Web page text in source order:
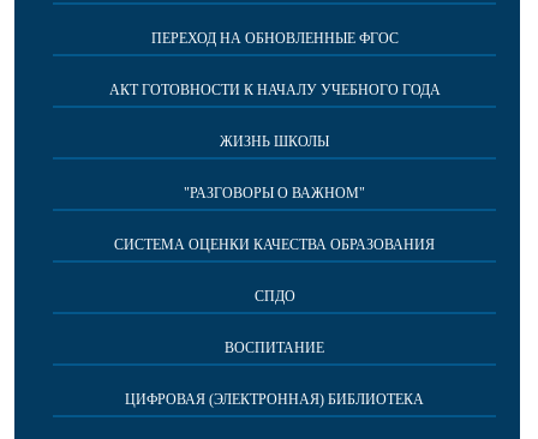
ПЕРЕХОД НА ОБНОВЛЕННЫЕ ФГОС
АКТ ГОТОВНОСТИ К НАЧАЛУ УЧЕБНОГО ГОДА
ЖИЗНЬ ШКОЛЫ
"РАЗГОВОРЫ О ВАЖНОМ"
СИСТЕМА ОЦЕНКИ КАЧЕСТВА ОБРАЗОВАНИЯ
СПДО
ВОСПИТАНИЕ
ЦИФРОВАЯ (ЭЛЕКТРОННАЯ) БИБЛИОТЕКА